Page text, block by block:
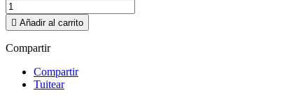
 Añadir al carrito
Compartir
Compartir
Tuitear